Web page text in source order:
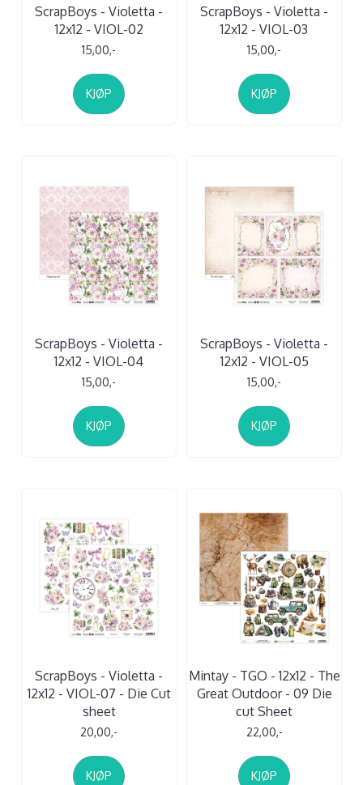
ScrapBoys - Violetta -
12x12 - VIOL-02
15,00,-
KJØP
ScrapBoys - Violetta -
12x12 - VIOL-03
15,00,-
KJØP
ScrapBoys - Violetta -
12x12 - VIOL-04
15,00,-
KJØP
ScrapBoys - Violetta -
12x12 - VIOL-05
15,00,-
KJØP
ScrapBoys - Violetta -
12x12 - VIOL-07 - Die Cut
sheet
20,00,-
KJØP
Mintay - TGO - 12x12 - The
Great Outdoor - 09 Die
cut Sheet
22,00,-
KJØP